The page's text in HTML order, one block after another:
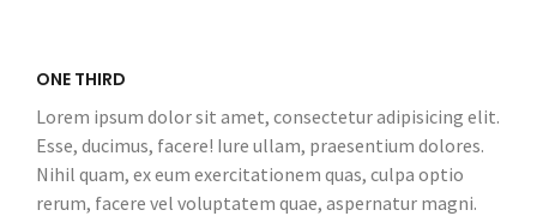
ONE THIRD
Lorem ipsum dolor sit amet, consectetur adipisicing elit.
Esse, ducimus, facere! Iure ullam, praesentium dolores.
Nihil quam, ex eum exercitationem quas, culpa optio
rerum, facere vel voluptatem quae, aspernatur magni.